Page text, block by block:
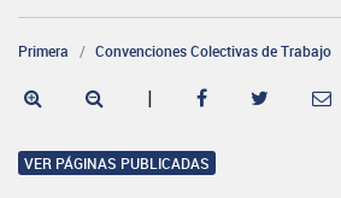
Primera Convenciones Colectivas de Trabajo
|
VER PÁGINAS PUBLICADAS